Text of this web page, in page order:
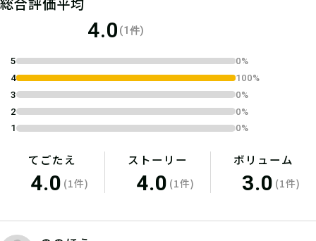
4.0 (1件)
5
0%
4
100%
3
0%
2
0%
1
0%
てごたえ
4.0 (1件)
ストーリー
4.0 (1件)
ボリューム
3.0 (1件)